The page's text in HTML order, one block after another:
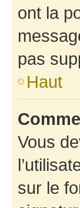
ont la
pas
Haut
Vous
sur le